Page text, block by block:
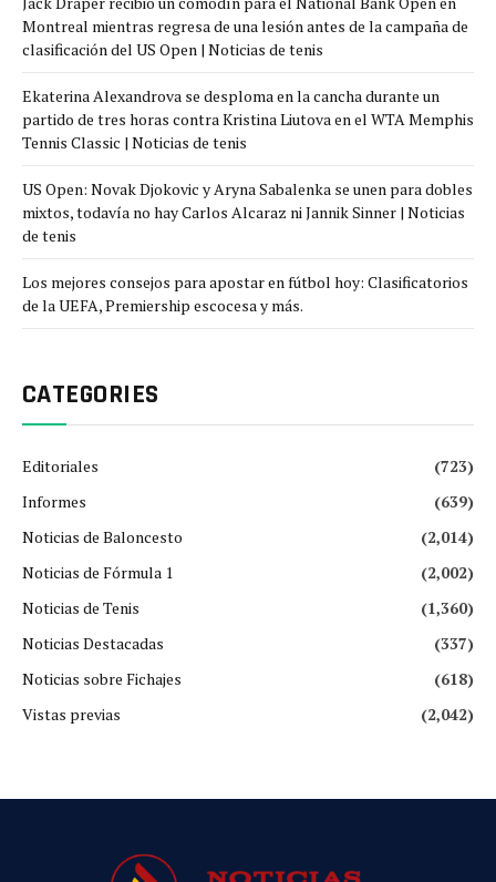
Montreal mientras regresa de una lesión antes de la campaña de
clasificación del US Open | Noticias de tenis
Ekaterina Alexandrova se desploma en la cancha durante un
partido de tres horas contra Kristina Liutova en el WTA Memphis
Tennis Classic | Noticias de tenis
US Open: Novak Djokovic y Aryna Sabalenka se unen para dobles
mixtos, todavía no hay Carlos Alcaraz ni Jannik Sinner | Noticias
de tenis
Los mejores consejos para apostar en fútbol hoy: Clasificatorios
de la UEFA, Premiership escocesa y más.
CATEGORIES
Editoriales
(723)
Informes
(639)
Noticias de Baloncesto
(2,014)
Noticias de Fórmula 1
(2,002)
Noticias de Tenis
(1,360)
Noticias Destacadas
(337)
Noticias sobre Fichajes
(618)
Vistas previas
(2,042)